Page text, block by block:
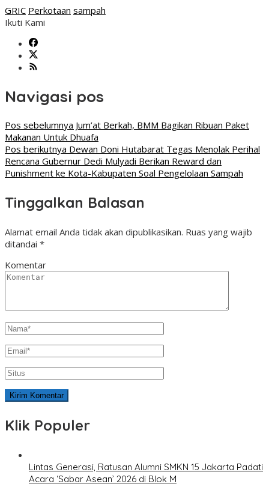
GRIC Perkotaan sampah
Ikuti Kami
Navigasi pos
Pos sebelumnya Jum’at Berkah, BMM Bagikan Ribuan Paket
Makanan Untuk Dhuafa
Pos berikutnya Dewan Doni Hutabarat Tegas Menolak Perihal
Rencana Gubernur Dedi Mulyadi Berikan Reward dan
Punishment ke Kota-Kabupaten Soal Pengelolaan Sampah
Tinggalkan Balasan
Alamat email Anda tidak akan dipublikasikan. Ruas yang wajib
ditandai *
Komentar
Klik Populer
Lintas Generasi, Ratusan Alumni SMKN 15 Jakarta Padati
Acara ‘Sabar Asean’ 2026 di Blok M